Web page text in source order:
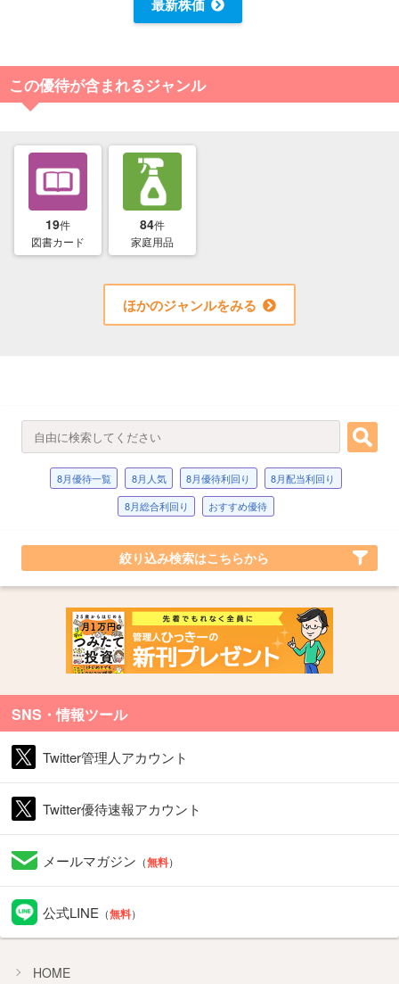
最新株価
この優待が含まれるジャンル
19件
図書カード
84件
家庭用品
ほかのジャンルをみる
8月優待一覧 8月人気 8月優待利回り
8月配当利回り
8月総合利回り
おすすめ優待
絞り込み検索はこちらから
SNS・情報ツール
Twitter管理人アカウント
Twitter優待速報アカウント
メールマガジン （無料）
公式LINE （無料）
HOME